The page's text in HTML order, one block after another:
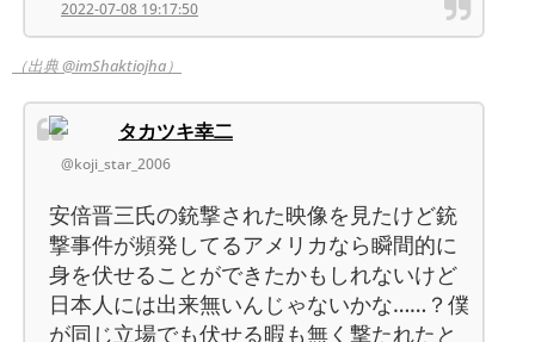
2022-07-08 19:17:50
（出典 @imShaktiojha）
タカツキ幸二
@koji_star_2006
安倍晋三氏の銃撃された映像を見たけど銃
撃事件が頻発してるアメリカなら瞬間的に
身を伏せることができたかもしれないけど
日本人には出来無いんじゃないかな……？僕
が同じ立場でも伏せる暇も無く撃たれたと